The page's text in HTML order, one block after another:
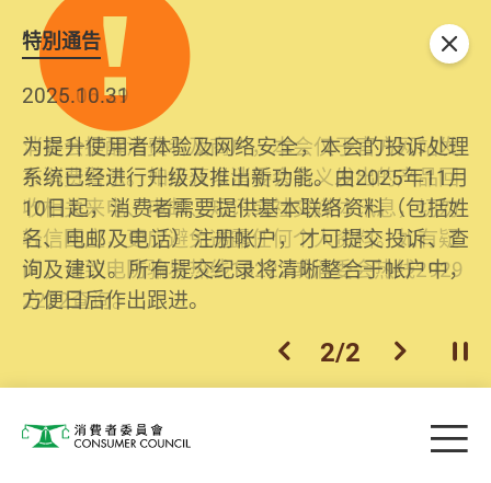
特別通告
2026.06.29
消委会提醒消费者及商户，本会仅于官方网站发
布消费警示。如接获以消委会名义发出的产品回
收相关来电、电邮、短讯或社交媒体讯息，切勿
轻信回应，更应避免透露任何个人资料。如有疑
问，请致电防骗易热线18222或消委会热线2929
2222查询。
2025.10.31
为提升使用者体验及网络安全，本会的投诉处理
系统已经进行升级及推出新功能。由2025年11月
10日起，消费者需要提供基本联络资料（包括姓
名、电邮及电话）注册帐户，才可提交投诉、查
询及建议。所有提交纪录将清晰整合于帐户中，
方便日后作出跟进。
上一个
2/2 下一个开
关闭
消费者委员会 目